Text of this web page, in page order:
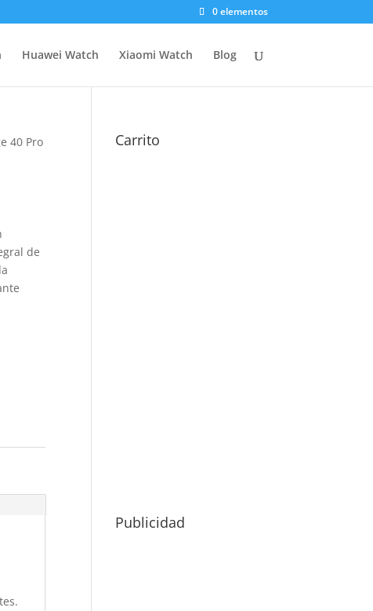
0 elementos
Huawei Watch Xiaomi Watch Blog
40 Pro
de
Carrito
Publicidad